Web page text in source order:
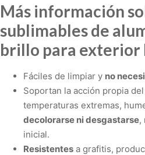
Más información
sublimables de
brillo para exterior
Fáciles de limpiar y no
Soportan la acción propia
temperaturas extremas,
decolorarse ni desgastarse,
inicial.
Resistentes a grafitis,